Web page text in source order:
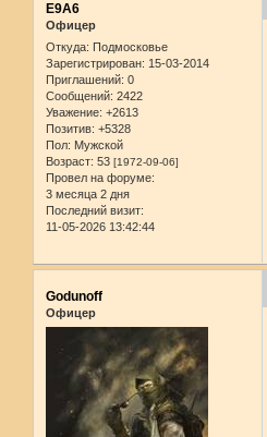
E9A6
Офицер
Откуда: Подмосковье
Зарегистрирован: 15-03-2014
Приглашений: 0
Сообщений: 2422
Уважение: +2613
Позитив: +5328
Пол: Мужской
Возраст: 53 [1972-09-06]
Провел на форуме:
3 месяца 2 дня
Последний визит:
11-05-2026 13:42:44
Godunoff
Офицер